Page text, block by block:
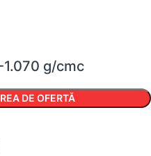
g/cmc
DE OFERTĂ